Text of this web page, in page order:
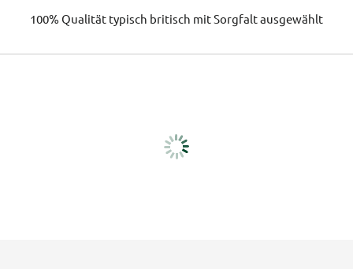
100% Qualität typisch britisch mit Sorgfalt ausgewählt